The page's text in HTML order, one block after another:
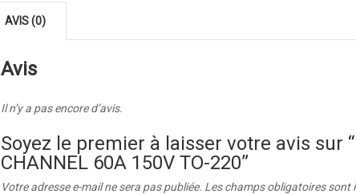
AVIS (0)
Avis
Il n’y a pas encore d’avis.
Soyez le premier à laisser votre avis sur
CHANNEL 60A 150V TO-220”
Votre adresse e-mail ne sera pas publiée. Les champs obligatoires sont